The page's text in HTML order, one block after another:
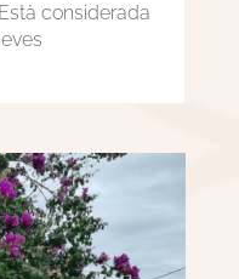
considerada